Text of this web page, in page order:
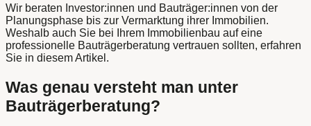
Wir beraten Investor:innen und Bauträger:innen von der
Planungsphase bis zur Vermarktung ihrer Immobilien.
Weshalb auch Sie bei Ihrem Immobilienbau auf eine
professionelle Bauträgerberatung vertrauen sollten, erfahren
Sie in diesem Artikel.
Was genau versteht man unter
Bauträgerberatung?